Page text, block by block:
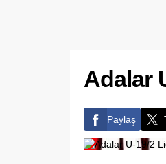
Adalar
Paylaş